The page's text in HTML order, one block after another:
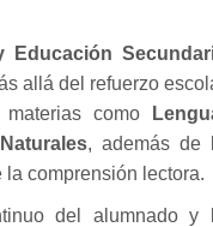
allá del refuerzo
como
, además de
comprensión lectora.
del alumnado y